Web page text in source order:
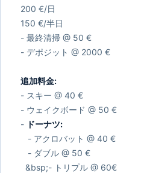
200 €/日
150 €/半日
- 最終清掃 @ 50 €
- デポジット @ 2000 €
追加料金:
- スキー @ 40 €
- ウェイクボード @ 50 €
- ドーナツ:
- アクロバット @ 40 €
- ダブル @ 50 €
&bsp;- トリプル @ 60€